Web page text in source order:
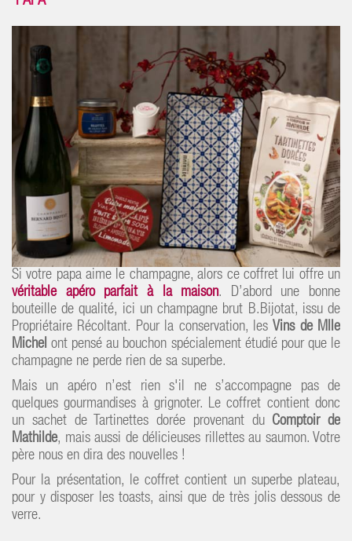
Si votre papa aime le champagne, alors ce coffret lui offre un
véritable apéro parfait à la maison. D’abord une bonne
bouteille de qualité, ici un champagne brut B.Bijotat, issu de
Propriétaire Récoltant. Pour la conservation, lesVins de Mlle
Michel ont pensé au bouchon spécialement étudié pour que le
champagne ne perde rien de sa superbe.
Mais un apéro n’est rien s'il ne s’accompagne pas de
quelques gourmandises à grignoter. Le coffret contient donc
un sachet de Tartinettes dorée provenant du Comptoir de
Mathilde, mais aussi de délicieuses rillettes au saumon. Votre
père nous en dira des nouvelles !
Pour la présentation, le coffret contient un superbe plateau,
pour y disposer les toasts, ainsi que de très jolis dessous de
verre.